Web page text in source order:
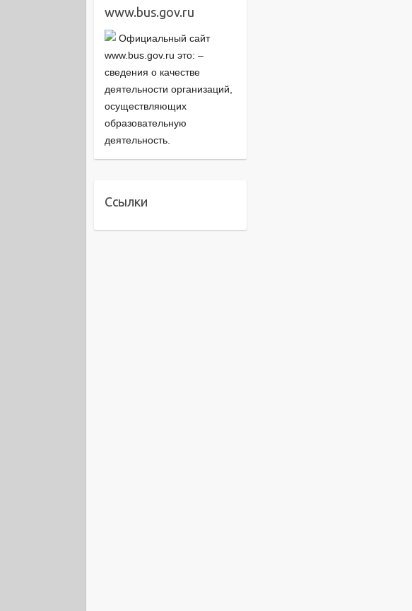
www.bus.gov.ru
Официальный сайт
www.bus.gov.ru это: –
cведения о качестве
деятельности организаций,
осуществляющих
образовательную
деятельность.
Ссылки